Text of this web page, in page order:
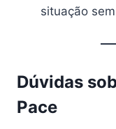
situação
Dúvidas
Pace